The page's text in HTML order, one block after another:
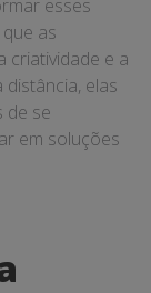
esses
as
criatividade e a
elas
de se
em soluções